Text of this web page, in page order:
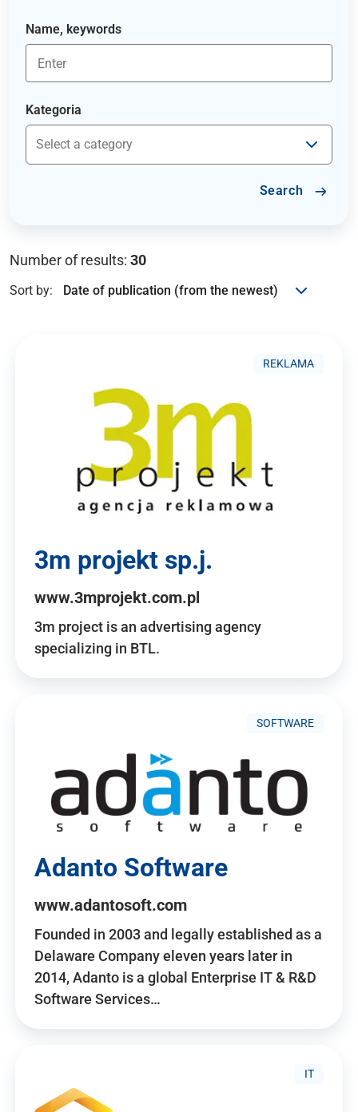
Name, keywords
Kategoria
Search
Number of results: 30
Sort by:
REKLAMA
3m projekt sp.j.
www.3mprojekt.com.pl
3m project is an advertising agency
specializing in BTL.
SOFTWARE
Adanto Software
www.adantosoft.com
Founded in 2003 and legally established as a
Delaware Company eleven years later in
2014, Adanto is a global Enterprise IT & R&D
Software Services…
IT